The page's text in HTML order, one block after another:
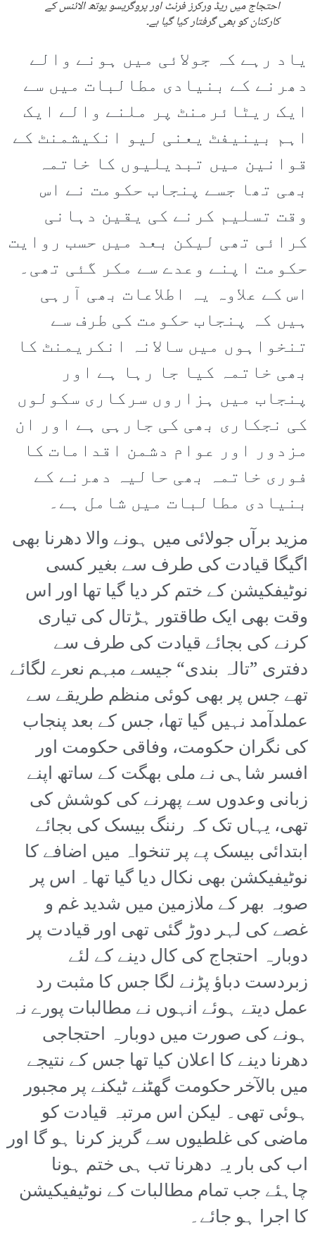
احتجاج میں ریڈ ورکرز فرنٹ اور پروگریسو یوتھ الائنس کے
کارکنان کو بھی گرفتار کیا گیا ہے۔
یاد رہے کہ جولائی میں ہونے والے
دھرنے کے بنیادی مطالبات میں سے
ایک ریٹائرمنٹ پر ملنے والے ایک
اہم بینیفٹ یعنی لیو انکیشمنٹ کے
قوانین میں تبدیلیوں کا خاتمہ
بھی تھا جسے پنجاب حکومت نے اس
وقت تسلیم کرنے کی یقین دہانی
کرائی تھی لیکن بعد میں حسب روایت
حکومت اپنے وعدے سے مکر گئی تھی۔
اس کے علاوہ یہ اطلاعات بھی آرہی
ہیں کہ پنجاب حکومت کی طرف سے
تنخواہوں میں سالانہ انکریمنٹ کا
بھی خاتمہ کیا جا رہا ہے اور
پنجاب میں ہزاروں سرکاری سکولوں
کی نجکاری بھی کی جارہی ہے اور ان
مزدور اور عوام دشمن اقدامات کا
فوری خاتمہ بھی حالیہ دھرنے کے
بنیادی مطالبات میں شامل ہے۔
مزید برآں جولائی میں ہونے والا دھرنا بھی
اگیگا قیادت کی طرف سے بغیر کسی
نوٹیفکیشن کے ختم کر دیا گیا تھا اور اس
وقت بھی ایک طاقتور ہڑتال کی تیاری
کرنے کی بجائے قیادت کی طرف سے
دفتری ”تالہ بندی“ جیسے مبہم نعرے لگائے
تھے جس پر بھی کوئی منظم طریقے سے
عملدآمد نہیں گیا تھا، جس کے بعد پنجاب
کی نگران حکومت، وفاقی حکومت اور
افسر شاہی نے ملی بھگت کے ساتھ اپنے
زبانی وعدوں سے پھرنے کی کوشش کی
تھی، یہاں تک کہ رننگ بیسک کی بجائے
ابتدائی بیسک پے پر تنخواہ میں اضافے کا
نوٹیفیکشن بھی نکال دیا گیا تھا۔ اس پر
صوبہ بھر کے ملازمین میں شدید غم و
غصے کی لہر دوڑ گئی تھی اور قیادت پر
دوبارہ احتجاج کی کال دینے کے لئے
زبردست دباؤ پڑنے لگا جس کا مثبت رد
عمل دیتے ہوئے انہوں نے مطالبات پورے نہ
ہونے کی صورت میں دوبارہ احتجاجی
دھرنا دینے کا اعلان کیا تھا جس کے نتیجے
میں بالآخر حکومت گھٹنے ٹیکنے پر مجبور
ہوئی تھی۔ لیکن اس مرتبہ قیادت کو
ماضی کی غلطیوں سے گریز کرنا ہو گا اور
اب کی بار یہ دھرنا تب ہی ختم ہونا
چاہئے جب تمام مطالبات کے نوٹیفیکیشن
کا اجرا ہو جائے۔